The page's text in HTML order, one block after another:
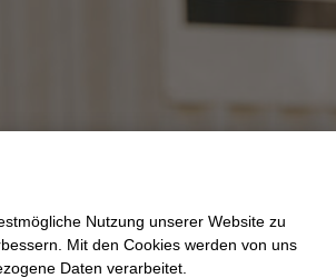
Nutzung unserer Website zu
Mit den Cookies werden von uns
Daten verarbeitet.